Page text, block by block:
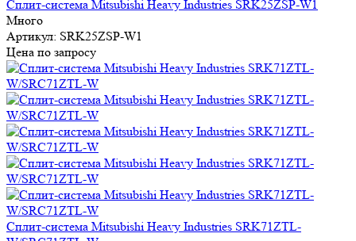
Сплит-система Mitsubishi Heavy Industries SRK25ZSP-W1
Много
Артикул: SRK25ZSP-W1
Цена по запросу
Сплит-система Mitsubishi Heavy Industries SRK71ZTL-